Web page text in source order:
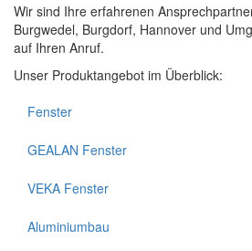
Wir sind Ihre erfahrenen
Burgwedel, Burgdorf, Hannover und
auf Ihren Anruf.
Unser Produktangebot im Überblick:
Fenster
GEALAN Fenster
VEKA Fenster
Aluminiumbau